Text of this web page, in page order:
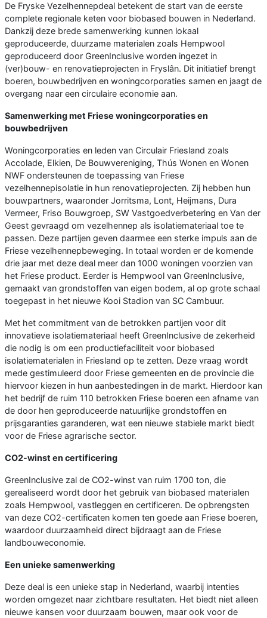
De Fryske Vezelhennepdeal betekent de start van de eerste
complete regionale keten voor biobased bouwen in Nederland.
Dankzij deze brede samenwerking kunnen lokaal
geproduceerde, duurzame materialen zoals Hempwool
geproduceerd door GreenInclusive worden ingezet in
(ver)bouw- en renovatieprojecten in Fryslân. Dit initiatief brengt
boeren, bouwbedrijven en woningcorporaties samen en jaagt de
overgang naar een circulaire economie aan.
Samenwerking met Friese woningcorporaties en
bouwbedrijven
Woningcorporaties en leden van Circulair Friesland zoals
Accolade, Elkien, De Bouwvereniging, Thús Wonen en Wonen
NWF ondersteunen de toepassing van Friese
vezelhennepisolatie in hun renovatieprojecten. Zij hebben hun
bouwpartners, waaronder Jorritsma, Lont, Heijmans, Dura
Vermeer, Friso Bouwgroep, SW Vastgoedverbetering en Van der
Geest gevraagd om vezelhennep als isolatiemateriaal toe te
passen. Deze partijen geven daarmee een sterke impuls aan de
Friese vezelhennepbeweging. In totaal worden er de komende
drie jaar met deze deal meer dan 1000 woningen voorzien van
het Friese product. Eerder is Hempwool van GreenInclusive,
gemaakt van grondstoffen van eigen bodem, al op grote schaal
toegepast in het nieuwe Kooi Stadion van SC Cambuur.
Met het commitment van de betrokken partijen voor dit
innovatieve isolatiemateriaal heeft GreenInclusive de zekerheid
die nodig is om een productiefaciliteit voor biobased
isolatiematerialen in Friesland op te zetten. Deze vraag wordt
mede gestimuleerd door Friese gemeenten en de provincie die
hiervoor kiezen in hun aanbestedingen in de markt. Hierdoor kan
het bedrijf de ruim 110 betrokken Friese boeren een afname van
de door hen geproduceerde natuurlijke grondstoffen en
prijsgaranties garanderen, wat een nieuwe stabiele markt biedt
voor de Friese agrarische sector.
CO2-winst en certificering
GreenInclusive zal de CO2-winst van ruim 1700 ton, die
gerealiseerd wordt door het gebruik van biobased materialen
zoals Hempwool, vastleggen en certificeren. De opbrengsten
van deze CO2-certificaten komen ten goede aan Friese boeren,
waardoor duurzaamheid direct bijdraagt aan de Friese
landbouweconomie.
Een unieke samenwerking
Deze deal is een unieke stap in Nederland, waarbij intenties
worden omgezet naar zichtbare resultaten. Het biedt niet alleen
nieuwe kansen voor duurzaam bouwen, maar ook voor de